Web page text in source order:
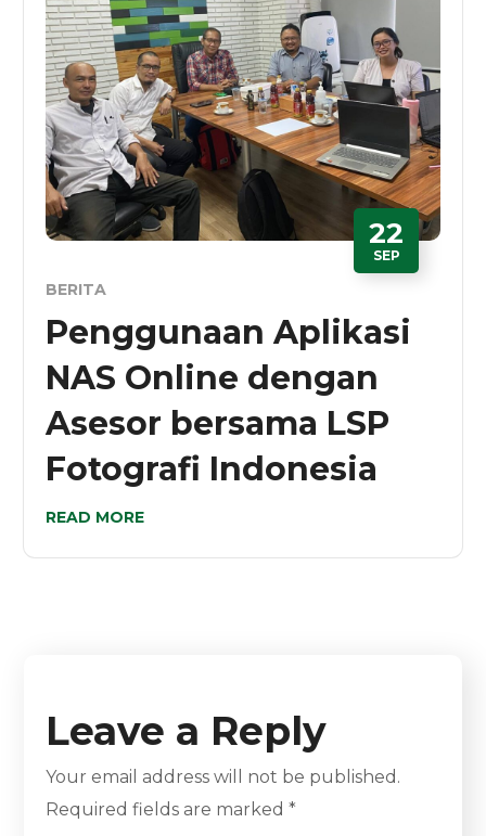
22
SEP
BERITA
Penggunaan Aplikasi
NAS Online dengan
Asesor bersama LSP
Fotografi Indonesia
READ MORE
Leave a Reply
Your email address will not be published.
Required fields are marked*